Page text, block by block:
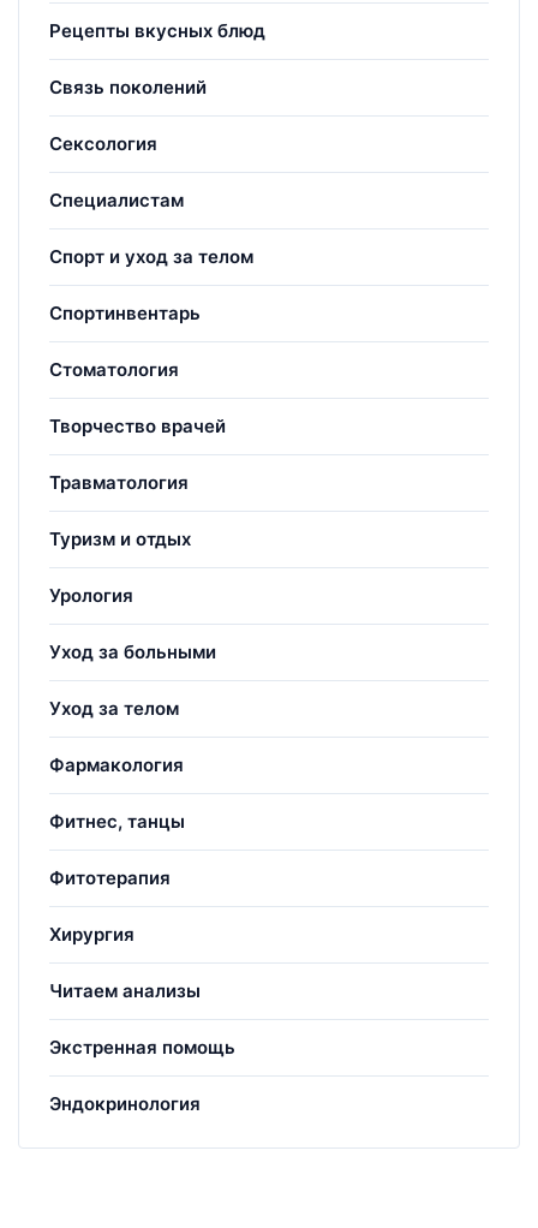
Рецепты вкусных блюд
Связь поколений
Сексология
Специалистам
Спорт и уход за телом
Спортинвентарь
Стоматология
Творчество врачей
Травматология
Туризм и отдых
Урология
Уход за больными
Уход за телом
Фармакология
Фитнес, танцы
Фитотерапия
Хирургия
Читаем анализы
Экстренная помощь
Эндокринология